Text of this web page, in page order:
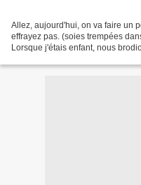
Allez, aujourd'hui, on va faire un
effrayez pas. (soies trempées
Lorsque j'étais enfant, nous